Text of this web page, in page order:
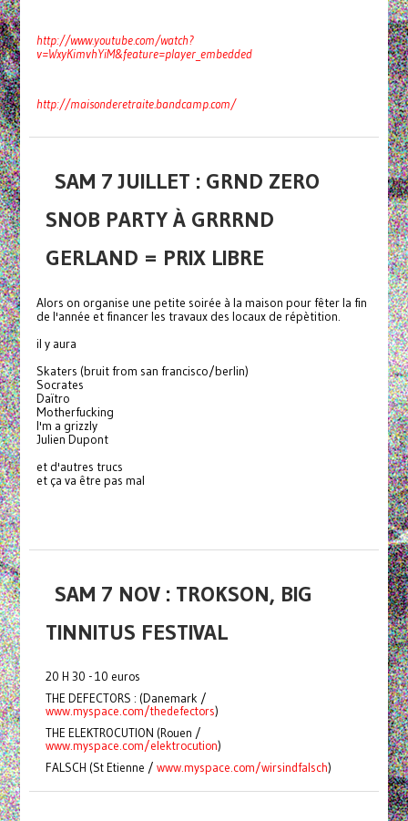
http://www.youtube.com/watch?
v=WxyKimvhYiM&feature=player_embedded
http://maisonderetraite.bandcamp.com/
SAM 7 JUILLET : GRND ZERO
SNOB PARTY À GRRRND
GERLAND = PRIX LIBRE
Alors on organise une petite soirée à la maison pour fêter la fin
de l'année et financer les travaux des locaux de répètition.
il y aura
Skaters (bruit from san francisco/berlin)
Socrates
Daïtro
Motherfucking
I'm a grizzly
Julien Dupont
et d'autres trucs
et ça va être pas mal
SAM 7 NOV : TROKSON, BIG
TINNITUS FESTIVAL
20 H 30 - 10 euros
THE DEFECTORS : (Danemark /
www.myspace.com/thedefectors)
THE ELEKTROCUTION (Rouen /
www.myspace.com/elektrocution)
FALSCH (St Etienne / www.myspace.com/wirsindfalsch)